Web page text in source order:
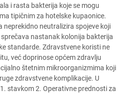
i rasta bakterija koje se mogu
tipičnim za hotelske kupaonice.
neprekidno neutralizira spojeve koji
nastanak kolonija bakterija
standarde. Zdravstvene koristi ne
već doprinose općem zdravlju
štetnim mikroorganizmima koji
zdravstvene komplikacije. U
stavkom 2. Operativne prednosti za